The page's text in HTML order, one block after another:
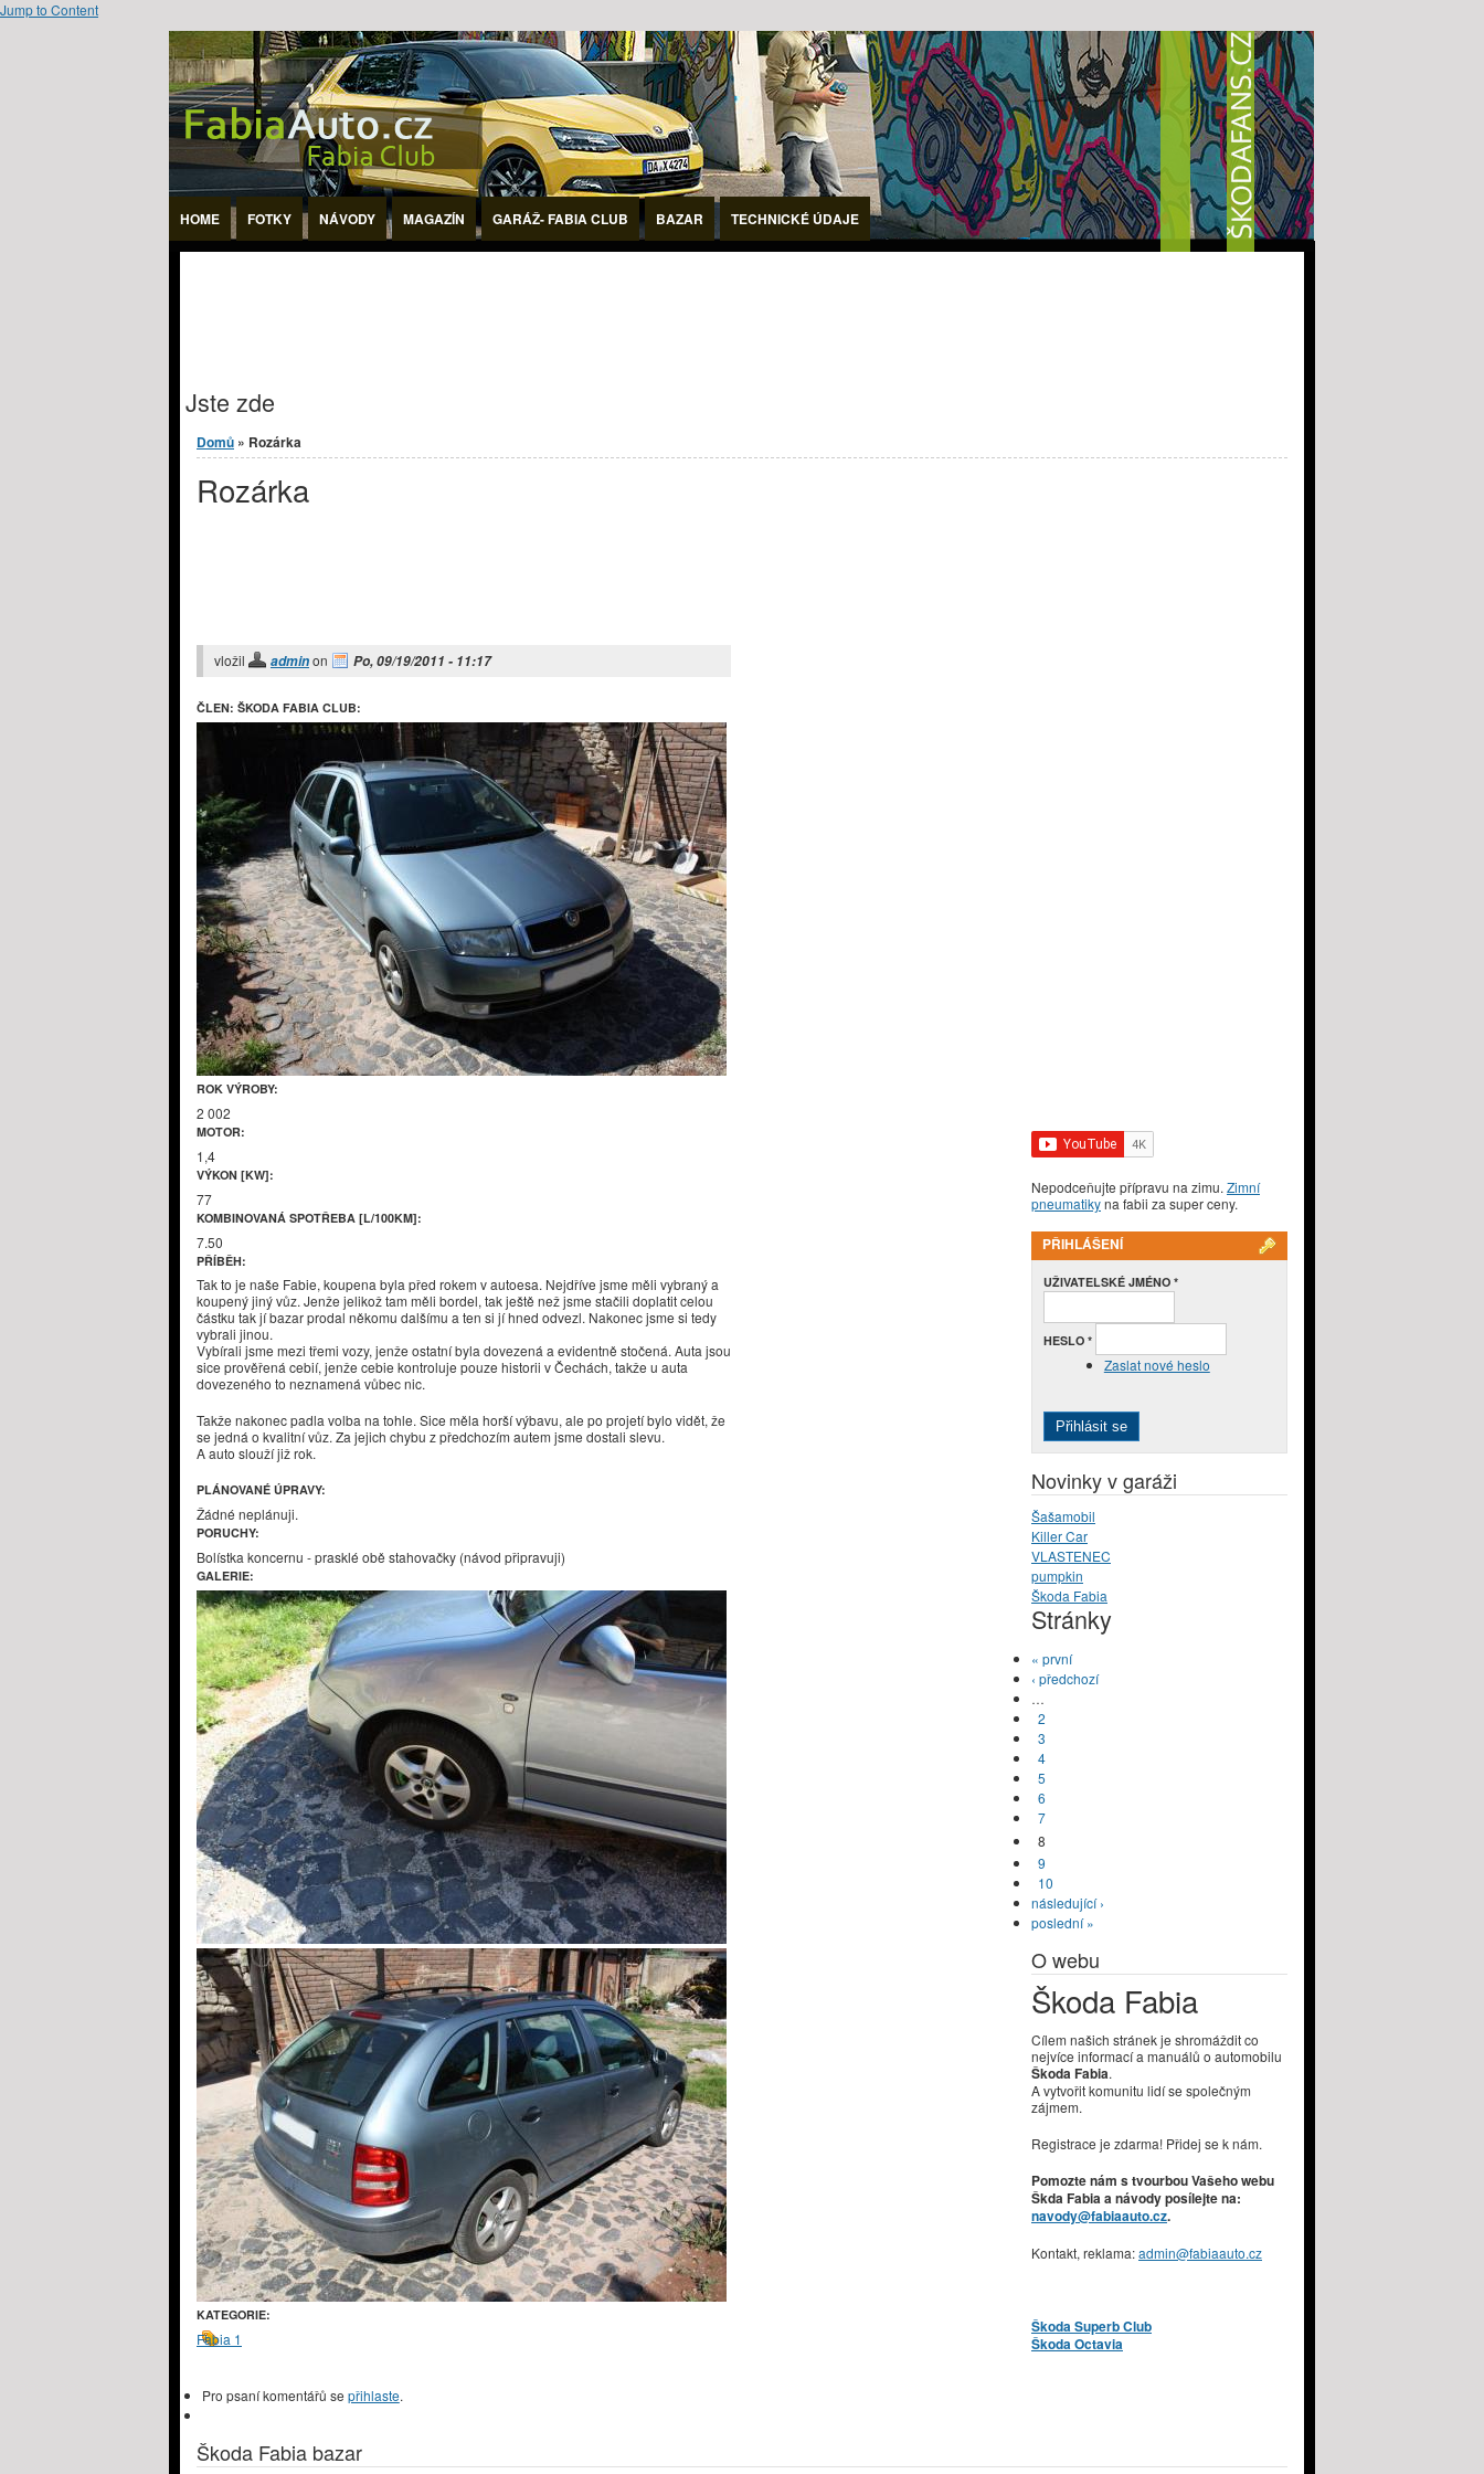
Jump to Content
HOME FOTKY NÁVODY MAGAZÍN GARÁŽ- FABIA CLUB BAZAR TECHNICKÉ ÚDAJE
Jste zde
Domů » Rozárka
Rozárka
vložil adminon Po, 09/19/2011 - 11:17
ČLEN: ŠKODA FABIA CLUB:
ROK VÝROBY:
2 002
MOTOR:
1,4
VÝKON [KW]:
77
KOMBINOVANÁ SPOTŘEBA [L/100KM]:
7.50
PŘÍBĚH:
Tak to je naše Fabie, koupena byla před rokem v autoesa. Nejdříve jsme měli vybraný a
koupený jiný vůz. Jenže jelikož tam měli bordel, tak ještě než jsme stačili doplatit celou
částku tak jí bazar prodal někomu dalšímu a ten si jí hned odvezl. Nakonec jsme si tedy
vybrali jinou.
Vybírali jsme mezi třemi vozy, jenže ostatní byla dovezená a evidentně stočená. Auta jsou
sice prověřená cebií, jenže cebie kontroluje pouze historii v Čechách, takže u auta
dovezeného to neznamená vůbec nic.
Takže nakonec padla volba na tohle. Sice měla horší výbavu, ale po projetí bylo vidět, že
se jedná o kvalitní vůz. Za jejich chybu z předchozím autem jsme dostali slevu.
A auto slouží již rok.
PLÁNOVANÉ ÚPRAVY:
Žádné neplánuji.
PORUCHY:
Bolístka koncernu - prasklé obě stahovačky (návod připravuji)
GALERIE:
KATEGORIE:
Fabia 1
Pro psaní komentářů se přihlaste.
Nepodceňujte přípravu na zimu. Zimní
pneumatikyna fabii za super ceny.
PŘIHLÁŠENÍ
UŽIVATELSKÉ JMÉNO *
HESLO *
Zaslat nové heslo
Novinky v garáži
Šašamobil
Killer Car
VLASTENEC
pumpkin
Škoda Fabia
Stránky
« první
‹ předchozí
…
2
3
4
5
6
7
8
9
10
následující ›
poslední »
O webu
Škoda Fabia
Cílem našich stránek je shromáždit co
nejvíce informací a manuálů o automobilu
Škoda Fabia.
A vytvořit komunitu lidí se společným
zájmem.
Registrace je zdarma! Přidej se k nám.
Pomozte nám s tvourbou Vašeho webu
Škda Fabia a návody posílejte na:
navody@fabiaauto.cz.
Kontakt, reklama:admin@fabiaauto.cz
Škoda Superb Club
Škoda Octavia
Škoda Fabia bazar